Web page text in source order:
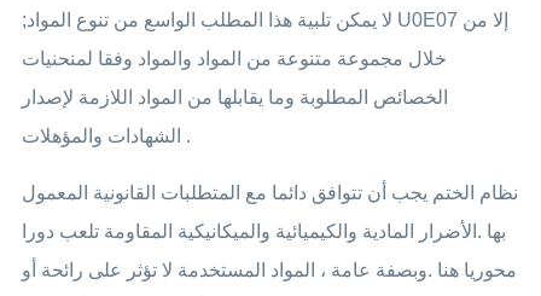
;لا يمكن تلبية هذا المطلب الواسع من تنوع المواد U0E07 إلا من
خلال مجموعة متنوعة من المواد والمواد وفقا لمنحنيات
الخصائص المطلوبة وما يقابلها من المواد اللازمة لإصدار
الشهادات والمؤهلات .
نظام الختم يجب أن تتوافق دائما مع المتطلبات القانونية المعمول
بها .الأضرار المادية والكيميائية والميكانيكية المقاومة تلعب دورا
محوريا هنا .وبصفة عامة ، المواد المستخدمة لا تؤثر على رائحة أو